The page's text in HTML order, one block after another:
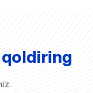
qoldiring